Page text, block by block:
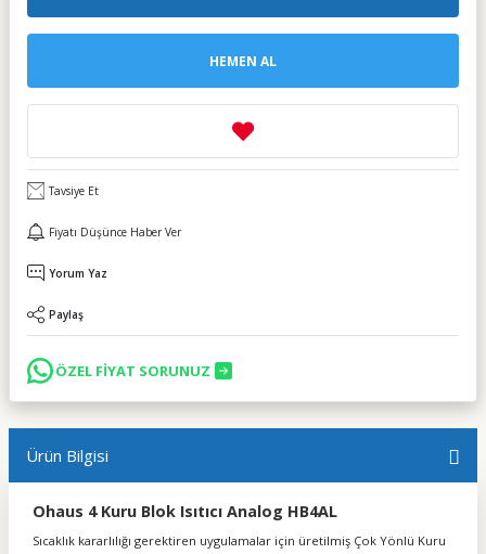
HEMEN AL
Tavsiye Et
Fiyatı Düşünce Haber Ver
Yorum Yaz
Paylaş
ÖZEL FİYAT SORUNUZ
Ürün Bilgisi
Ohaus 4 Kuru Blok Isıtıcı Analog HB4AL
Sıcaklık kararlılığı gerektiren uygulamalar için üretilmiş Çok Yönlü Kuru